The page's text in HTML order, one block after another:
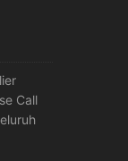
Call